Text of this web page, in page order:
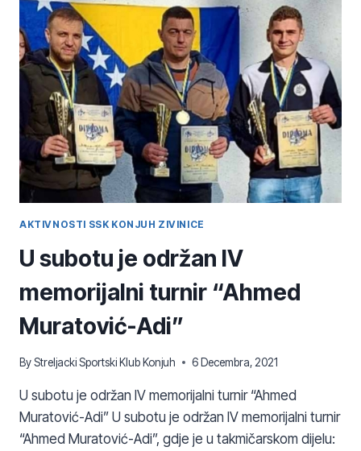
ADI”
AKTIVNOSTI SSK KONJUH ZIVINICE
U subotu je održan IV
memorijalni turnir “Ahmed
Muratović-Adi”
ByStreljacki Sportski Klub Konjuh 6 Decembra, 2021
U subotu je održan IV memorijalni turnir “Ahmed
Muratović-Adi” U subotu je održan IV memorijalni turnir
“Ahmed Muratović-Adi”, gdje je u takmičarskom dijelu: